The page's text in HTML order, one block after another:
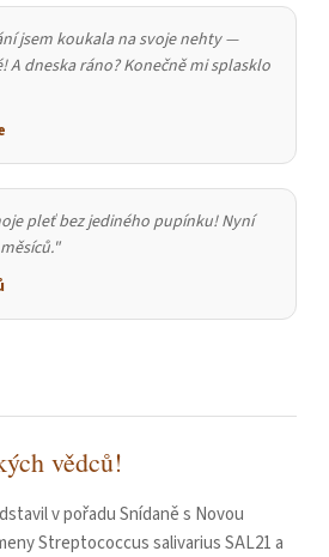
jsem koukala na svoje nehty —
A dneska ráno? Konečně mi splasklo
pleť bez jediného pupínku! Nyní
vědců!
v pořadu Snídaně s Novou
Streptococcus salivarius SAL21 a